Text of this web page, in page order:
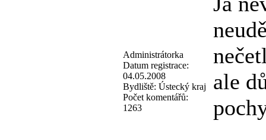
Administrátorka
Datum registrace:
04.05.2008
Bydliště: Ústecký kraj
Počet komentářů:
1263
ale